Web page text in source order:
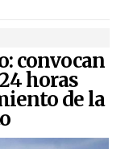
convocan
horas
de la